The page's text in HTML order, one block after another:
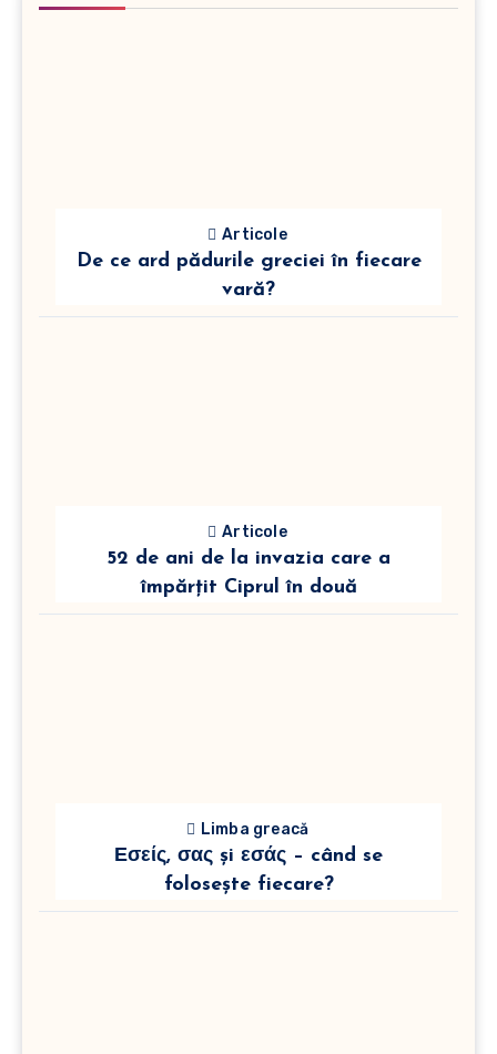
Articole
De ce ard pădurile greciei în fiecare
vară?
Articole
52 de ani de la invazia care a
împărțit Ciprul în două
Limba greacă
Εσείς, σας și εσάς – când se
folosește fiecare?